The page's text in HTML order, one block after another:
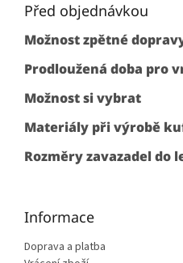
Před objednávkou
Možnost zpětné
Prodloužená doba pro
Možnost si vybrat
Materiály při výrobě
Rozměry zavazadel do
Informace
Doprava a platba